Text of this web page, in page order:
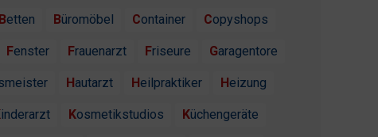
Betten Büromöbel Container Copyshops
Fenster Frauenarzt Friseure Garagentore
Hautarzt Heilpraktiker Heizung
Kinderarzt Kosmetikstudios Küchengeräte